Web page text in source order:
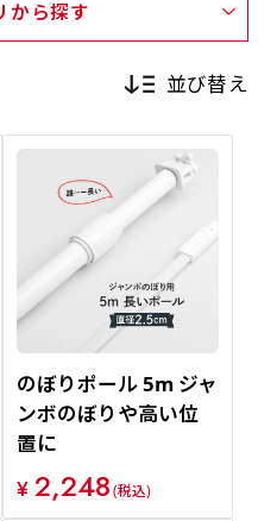
から探す
並び替え
新着順
価格が安い順
価格が高い順
のぼりポール 5m ジャ
ンボのぼりや高い位
置に
¥ 2,248(税込)